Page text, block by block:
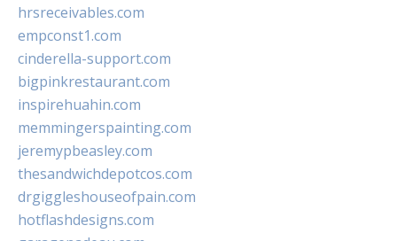
hrsreceivables.com
empconst1.com
cinderella-support.com
bigpinkrestaurant.com
inspirehuahin.com
memmingerspainting.com
jeremypbeasley.com
thesandwichdepotcos.com
drgiggleshouseofpain.com
hotflashdesigns.com